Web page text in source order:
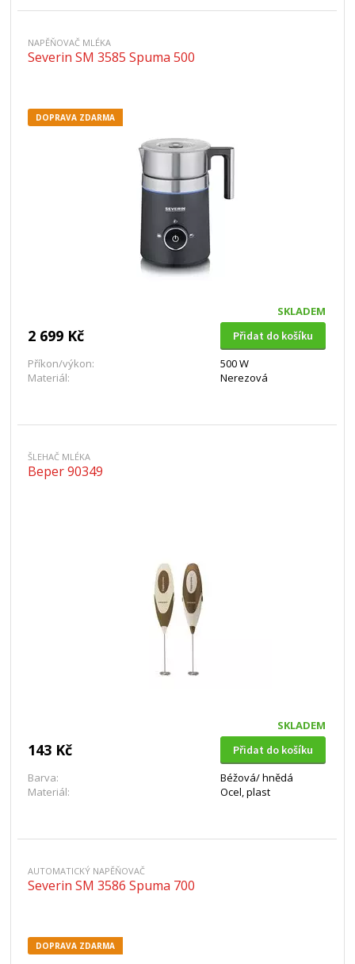
NAPĚŇOVAČ MLÉKA
Severin SM 3585 Spuma 500
DOPRAVA ZDARMA
SKLADEM
2 699 Kč
Přidat do košíku
Příkon/výkon:
500 W
Materiál:
Nerezová
ŠLEHAČ MLÉKA
Beper 90349
SKLADEM
143 Kč
Přidat do košíku
Barva:
Béžová/ hnědá
Materiál:
Ocel, plast
AUTOMATICKÝ NAPĚŇOVAČ
Severin SM 3586 Spuma 700
DOPRAVA ZDARMA